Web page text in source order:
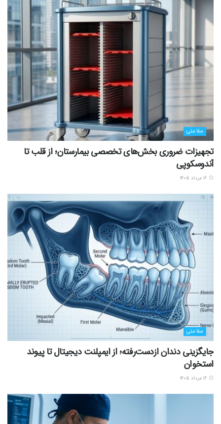
سلامتی
تجهیزات ضروری بخش‌های تخصصی بیمارستان؛ از قلب تا
آندوسکوپی
سلامتی
جایگزینی دندان ازدست‌رفته؛ از ایمپلنت دیجیتال تا پیوند
استخوان